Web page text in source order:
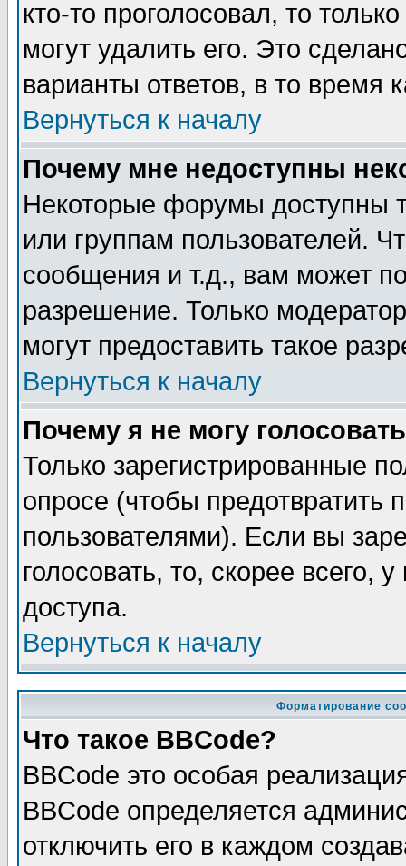
кто-то проголосовал, то
могут удалить его. Это
варианты ответов, в то время
Вернуться к началу
Почему мне недоступны
Некоторые форумы доступны
или группам пользователей.
сообщения и т.д., вам может
разрешение. Только
могут предоставить такое
Вернуться к началу
Почему я не могу
Только зарегистрированные
опросе (чтобы предотвратить
пользователями). Если вы
голосовать, то, скорее всего,
доступа.
Вернуться к началу
Форматирование
Что такое BBCode?
BBCode это особая
BBCode определяется
отключить его в каждом